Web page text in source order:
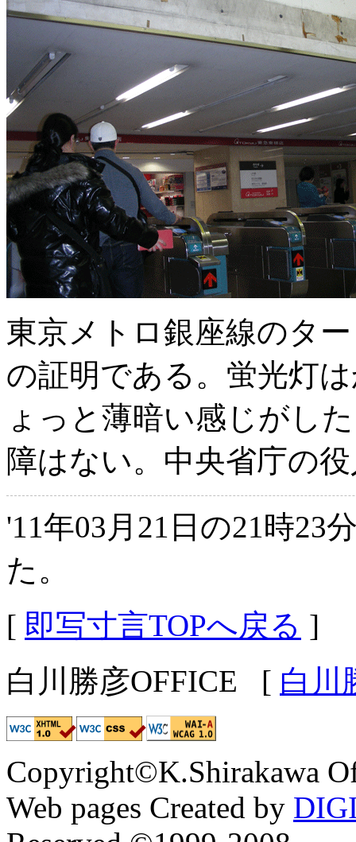
東京メトロ銀座線のタ
の証明である。蛍光灯
ょっと薄暗い感じがし
障はない。中央省庁の
'11年03月21日の21時23
た。
[ 即写寸言TOPへ戻る ]
白川勝彦OFFICE [ 白川
Copyright©K.Shirakawa
Web pages Created by